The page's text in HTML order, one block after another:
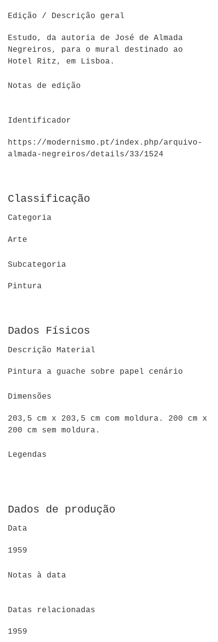
Edição / Descrição geral
Estudo, da autoria de José de Almada
Negreiros, para o mural destinado ao
Hotel Ritz, em Lisboa.
Notas de edição
Identificador
https://modernismo.pt/index.php/arquivo-
almada-negreiros/details/33/1524
Classificação
Categoria
Arte
Subcategoria
Pintura
Dados Físicos
Descrição Material
Pintura a guache sobre papel cenário
Dimensões
203,5 cm x 203,5 cm com moldura. 200 cm x
200 cm sem moldura.
Legendas
Dados de produção
Data
1959
Notas à data
Datas relacionadas
1959